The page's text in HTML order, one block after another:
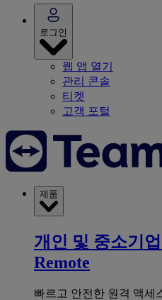
로그인
웹 앱 열기
관리 콘솔
티켓
고객 포털
제품
개인 및 중소기업
Remote
빠르고 안전한 원격 액세